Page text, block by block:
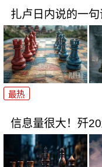
扎卢日内说的一
最热
信息量很大！歼